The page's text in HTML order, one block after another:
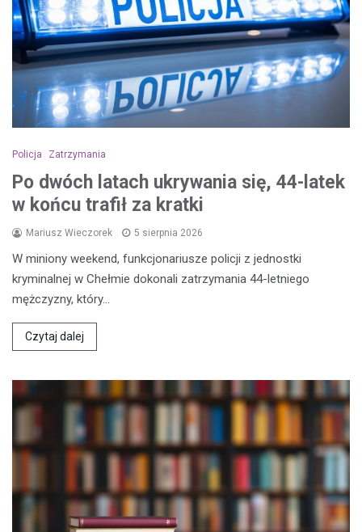
Policja Zatrzymania
Po dwóch latach ukrywania się, 44-latek
w końcu trafił za kratki
Mariusz Wieczorek 5 sierpnia 2026
W miniony weekend, funkcjonariusze policji z jednostki
kryminalnej w Chełmie dokonali zatrzymania 44-letniego
mężczyzny, który…
Czytaj dalej